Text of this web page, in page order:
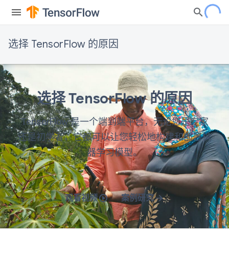
选择 TensorFlow 的原因
选择 TensorFlow 的原因
TensorFlow 是一个端到端平台，无论您是专家
还是初学者，它都可以让您轻松地构建和部署机
器学习模型。
观看视频 案例研究
Airbnb
Coca
Cola
Deepmind Lenovo
Sinovation Fluent
WPS
China
Mobile